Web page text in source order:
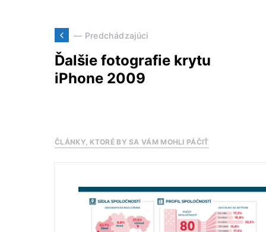
— Predchádzajúci
Ďalšie fotografie krytu
iPhone 2009
ČLÁNKY, KTORÉ BY SA VÁM MOHLI PÁČIŤ